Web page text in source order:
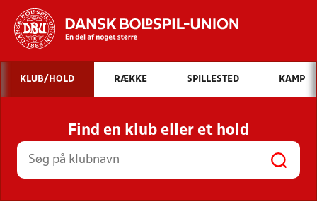
Hvad vil du søge efter?
INDHOLD OG NYHEDER
STILLINGER, RESULTATER, KLUBBER OG
HOLD
KLUB/HOLD RÆKKE SPILLESTED KAMP
Find en klub eller et hold